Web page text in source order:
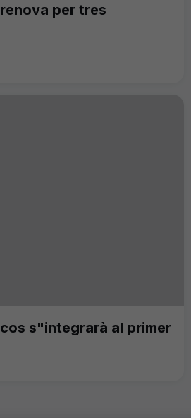
per tres
s"integrarà al primer